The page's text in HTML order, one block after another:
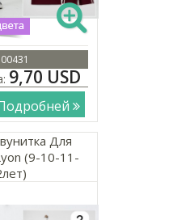
9,70 USD
Для
(9-10-11-